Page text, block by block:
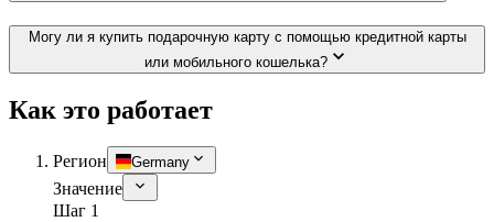
Могу ли я купить подарочную карту с помощью кредитной карты
или мобильного кошелька?
Как это работает
Регион Germany
Значение
Шаг 1